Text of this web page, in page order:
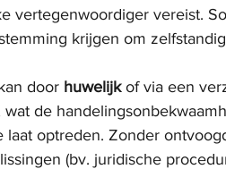
vertegenwoordiger vereist.
krijgen om
door huwelijk of via een
wat de
laat optreden. Zonder
(bv. juridische